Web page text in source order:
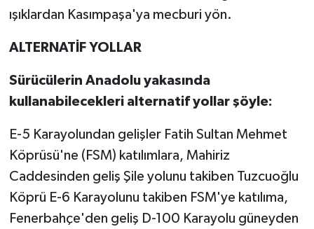
ışıklardan Kasımpaşa'ya mecburi yön.
ALTERNATİF YOLLAR
Sürücülerin Anadolu yakasında
kullanabilecekleri alternatif yollar şöyle:
E-5 Karayolundan gelişler Fatih Sultan Mehmet
Köprüsü'ne (FSM) katılımlara, Mahiriz
Caddesinden geliş Şile yolunu takiben Tuzcuoğlu
Köprü E-6 Karayolunu takiben FSM'ye katılıma,
Fenerbahçe'den geliş D-100 Karayolu güneyden